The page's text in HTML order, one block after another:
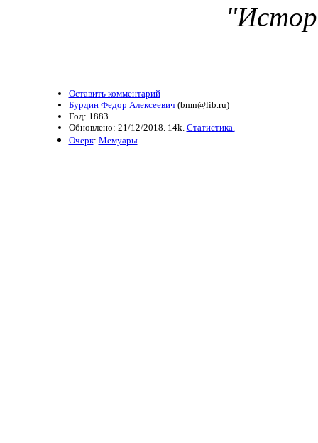
Оставить комментарий
Бурдин Федор Алексеевич (bmn@lib.ru)
Год: 1883
Обновлено: 21/12/2018. 14k. Статистика.
Очерк: Мемуары